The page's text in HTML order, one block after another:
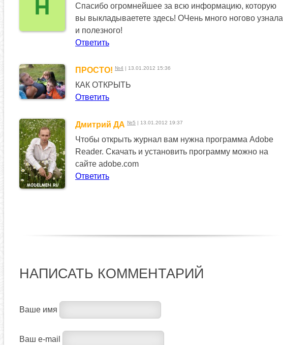
Спасибо огромнейшее за всю информацию, которую
вы выкладываетете здесь! ОЧень много ногово узнала
и полезного!
Ответить
ПРОСТО! №4 | 13.01.2012 15:36
КАК ОТКРЫТЬ
Ответить
Дмитрий ДА №5 | 13.01.2012 19:37
Чтобы открыть журнал вам нужна программа Adobe
Reader. Скачать и установить программу можно на
сайте adobe.com
Ответить
НАПИСАТЬ КОММЕНТАРИЙ
Ваше имя
Ваш e-mail